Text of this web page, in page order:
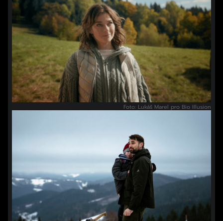
Foto: Lukáš Marel pro Bio Illusion